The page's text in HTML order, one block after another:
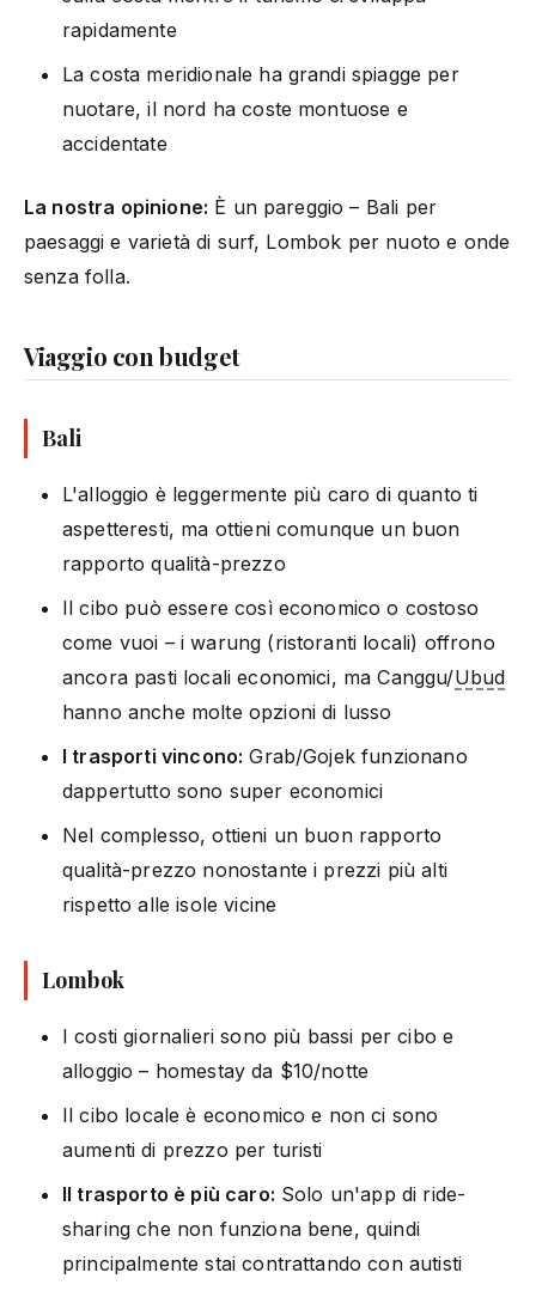
rapidamente
La costa meridionale ha grandi spiagge per
nuotare, il nord ha coste montuose e
accidentate
La nostra opinione: È un pareggio – Bali per
paesaggi e varietà di surf, Lombok per nuoto e onde
senza folla.
Viaggio con budget
Bali
L'alloggio è leggermente più caro di quanto ti
aspetteresti, ma ottieni comunque un buon
rapporto qualità-prezzo
Il cibo può essere così economico o costoso
come vuoi – i warung (ristoranti locali) offrono
ancora pasti locali economici, ma Canggu/Ubud
hanno anche molte opzioni di lusso
I trasporti vincono: Grab/Gojek funzionano
dappertutto sono super economici
Nel complesso, ottieni un buon rapporto
qualità-prezzo nonostante i prezzi più alti
rispetto alle isole vicine
Lombok
I costi giornalieri sono più bassi per cibo e
alloggio – homestay da $10/notte
Il cibo locale è economico e non ci sono
aumenti di prezzo per turisti
Il trasporto è più caro: Solo un'app di ride-
sharing che non funziona bene, quindi
principalmente stai contrattando con autisti